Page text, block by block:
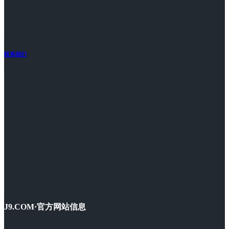
联系我们
J9.COM·官方网站信息